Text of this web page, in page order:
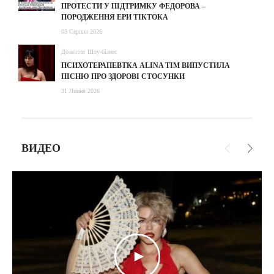
ПРОТЕСТИ У ПІДТРИМКУ ФЕДОРОВА –
ПОРОДЖЕННЯ ЕРИ ТІКТОКА
03 Серпня 2026
Дозвілля Шоу-бізнес
ПСИХОТЕРАПЕВТКА ALINA TIM ВИПУСТИЛА
ПІСНЮ ПРО ЗДОРОВІ СТОСУНКИ
31 Липня 2026
ВИДЕО